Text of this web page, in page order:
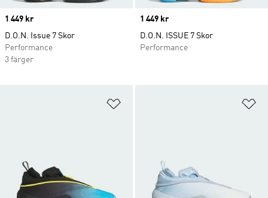
Price
1 449 kr
D.O.N. Issue 7 Skor
Performance
3 färger
Price
1 449 kr
D.O.N. ISSUE 7 Skor
Performance